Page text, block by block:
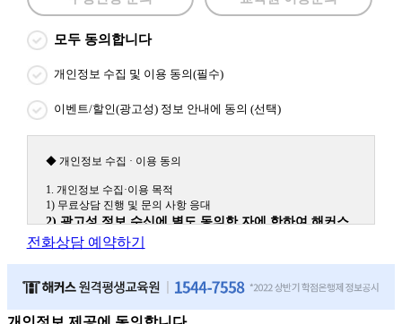
모두 동의합니다
개인정보 수집 및 이용 동의(필수)
이벤트/할인(광고성) 정보 안내에 동의 (선택)
◆ 개인정보 수집 · 이용 동의
1. 개인정보 수집·이용 목적
1) 무료상담 진행 및 문의 사항 응대
2) 광고성 정보 수신에 별도 동의한 자에 한하여 해커스
원격평생교육원을 비롯한 해커스 교육그룹의 새로운 서
(해커스교육그룹: 해커스인강, 해커스프랩, 해커스톡, 해커스중국
원, 해커스경찰, 해커스소방, 해커스공인중개사, 해커스주택관리
전화상담 예약하기